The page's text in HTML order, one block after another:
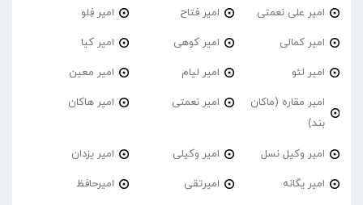
امیر علی نعمتی امیر فتاح امیر فِلو
امیر کمالی امیر کوهی امیر کیا
امیر لئو امیر لیام امیر معین
امیر مقاره (ماکان
بند)
امیر نعمتی امیر هاکان
امیر وکیل نسل امیر وکیلی امیر یزدان
امیر یگانه امیرتقی امیرحافظ